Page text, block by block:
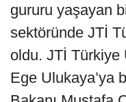
gururu yaşayan
sektöründe JTİ
oldu. JTİ Türkiye
Ege Ulukaya’ya